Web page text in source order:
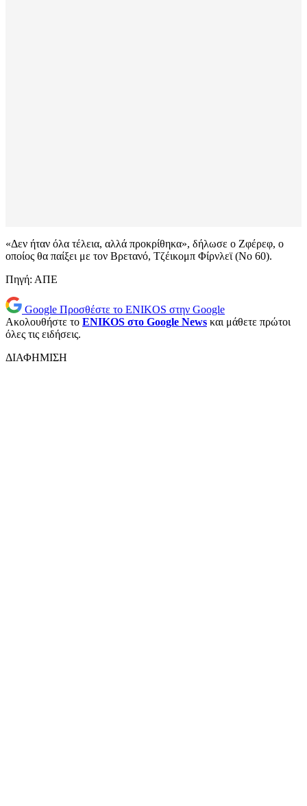
«Δεν ήταν όλα τέλεια, αλλά προκρίθηκα», δήλωσε ο Ζφέρεφ, ο
οποίος θα παίξει με τον Βρετανό, Τζέικομπ Φίρνλεϊ (Νο 60).
Πηγή: ΑΠΕ
Google Προσθέστε το ENIKOS στην Google
Ακολουθήστε το ENIKOS στο Google News και μάθετε πρώτοι
όλες τις ειδήσεις.
ΔΙΑΦΗΜΙΣΗ